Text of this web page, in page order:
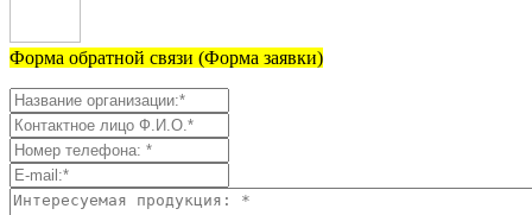
Форма обратной связи (Форма заявки)